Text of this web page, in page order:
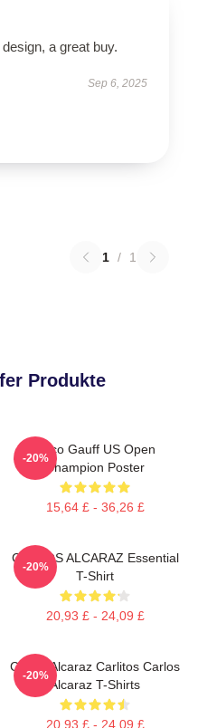
a great buy.
Sep 6, 2025
1 / 1
Produkte
Coco Gauff US Open
Champion Poster
15,64 £ - 36,26 £
-20%
CARLOS ALCARAZ Essential
T-Shirt
20,93 £ - 24,09 £
-20%
Carlos Alcaraz Carlitos Carlos
Alcaraz T-Shirts
20,93 £ - 24,09 £
-20%